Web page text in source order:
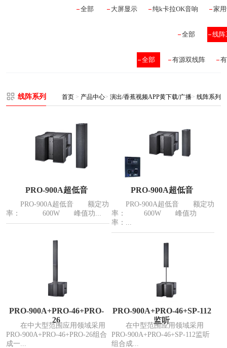
全部 大屏显示 纯k卡拉OK音响 家
全部 线阵
全部 有源双线阵
线阵系列 首页 > 产品中心> 演出/香蕉视频APP黄下载/广播> 线阵系列
PRO-900A超低音
PRO-900A超低音 额定功
率： 600W 峰值功...
PRO-900A超低音
PRO-900A超低音 额定功
率： 600W 峰值功
率：...
PRO-900A+PRO-46+PRO-
26
在中大型范围应用领域采用
PRO-900A+PRO-46+PRO-26组合
成一...
PRO-900A+PRO-46+SP-112
监听
在中型范围应用领域采用
PRO-900A+PRO-46+SP-112监听
组合成...